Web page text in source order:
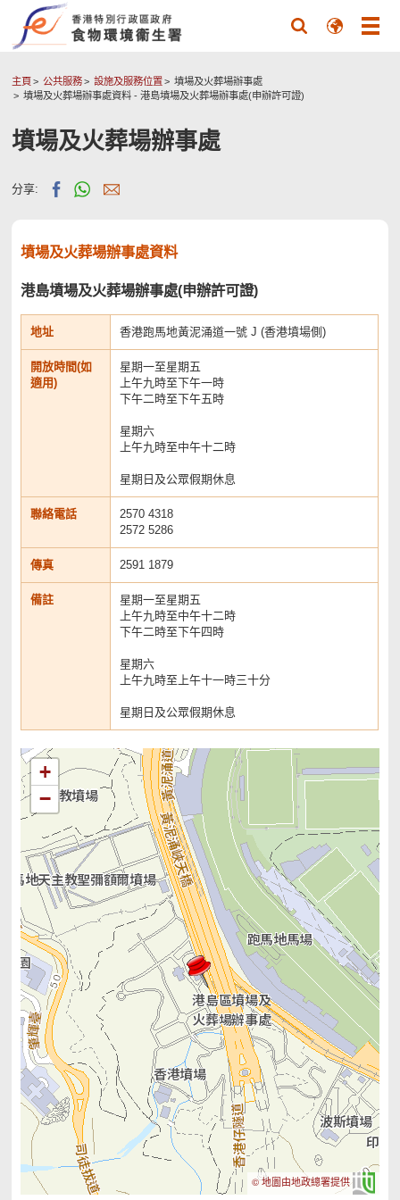
主頁 公共服務 設施及服務位置
墳場及火葬場辦事處
墳場及火葬場辦事處資料 - 港島墳場及火葬場辦事處(申辦許可證)
墳場及火葬場辦事處
分享:
墳場及火葬場辦事處資料
港島墳場及火葬場辦事處(申辦許可證)
地址 香港跑馬地黃泥涌道一號 J (香港墳場側)
開放時間(如
適用)
星期一至星期五
上午九時至下午一時
下午二時至下午五時
星期六
上午九時至中午十二時
星期日及公眾假期休息
聯絡電話
2570 4318
2572 5286
傳真 2591 1879
備註
星期一至星期五
上午九時至中午十二時
下午二時至下午四時
星期六
上午九時至上午十一時三十分
星期日及公眾假期休息
+
−
© 地圖由地政總署提供